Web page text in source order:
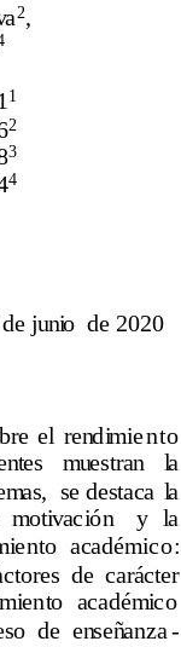
2,
1
2
3
4
de junio  de 2020
el  rendimie nto
muestran   la
se destaca  la
motivación    y   la
académico:
de  carácter
académico
de  enseñanza-